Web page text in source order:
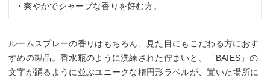
・爽やかでシャープな香りを好む方。
ルームスプレーの香りはもちろん、見た目にもこだわる方におす
すめの製品。香水瓶のように洗練された佇まいと、「BAIES」の
文字が踊るように並ぶユニークな楕円形ラベルが、置いた場所に